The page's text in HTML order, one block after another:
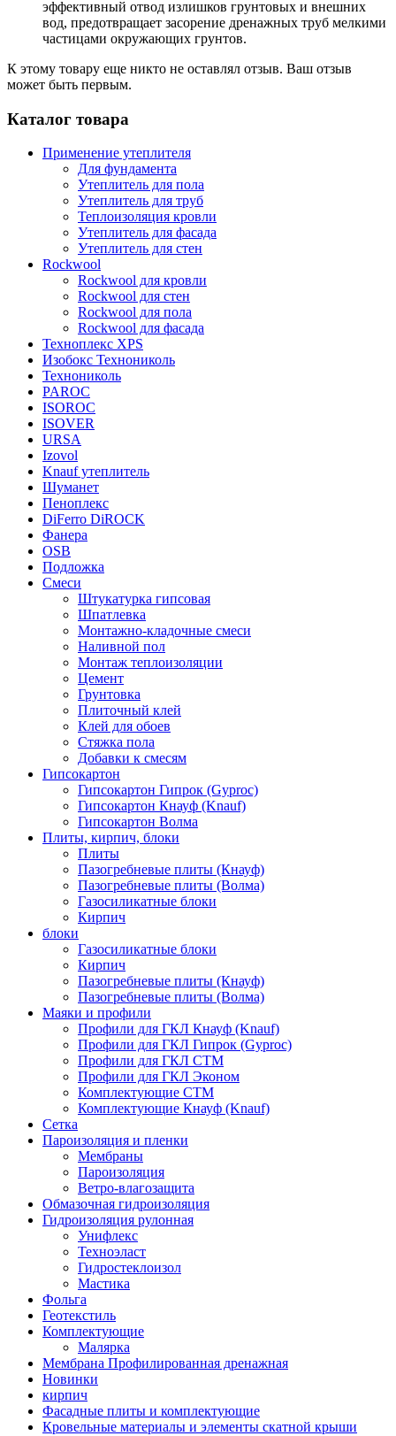
эффективный отвод излишков грунтовых и внешних
вод, предотвращает засорение дренажных труб мелкими
частицами окружающих грунтов.
К этому товару еще никто не оставлял отзыв. Ваш отзыв
может быть первым.
Каталог товара
Применение утеплителя
Для фундамента
Утеплитель для пола
Утеплитель для труб
Теплоизоляция кровли
Утеплитель для фасада
Утеплитель для стен
Rockwool
Rockwool для кровли
Rockwool для стен
Rockwool для пола
Rockwool для фасада
Техноплекс XPS
Изобокс Технониколь
Технониколь
PAROC
ISOROC
ISOVER
URSA
Izovol
Knauf утеплитель
Шуманет
Пеноплекс
DiFerro DiROCK
Фанера
OSB
Подложка
Смеси
Штукатурка гипсовая
Шпатлевка
Монтажно-кладочные смеси
Наливной пол
Монтаж теплоизоляции
Цемент
Грунтовка
Плиточный клей
Клей для обоев
Стяжка пола
Добавки к смесям
Гипсокартон
Гипсокартон Гипрок (Gyproc)
Гипсокартон Кнауф (Knauf)
Гипсокартон Волма
Плиты, кирпич, блоки
Плиты
Пазогребневые плиты (Кнауф)
Пазогребневые плиты (Волма)
Газосиликатные блоки
Кирпич
блоки
Газосиликатные блоки
Кирпич
Пазогребневые плиты (Кнауф)
Пазогребневые плиты (Волма)
Маяки и профили
Профили для ГКЛ Кнауф (Knauf)
Профили для ГКЛ Гипрок (Gyproc)
Профили для ГКЛ СТМ
Профили для ГКЛ Эконом
Комплектующие СТМ
Комплектующие Кнауф (Knauf)
Сетка
Пароизоляция и пленки
Мембраны
Пароизоляция
Ветро-влагозащита
Обмазочная гидроизоляция
Гидроизоляция рулонная
Унифлекс
Техноэласт
Гидростеклоизол
Мастика
Фольга
Геотекстиль
Комплектующие
Малярка
Мембрана Профилированная дренажная
Новинки
кирпич
Фасадные плиты и комплектующие
Кровельные материалы и элементы скатной крыши